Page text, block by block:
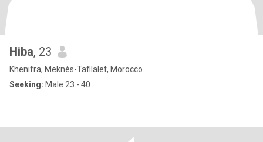
Hiba, 23
Khenifra, Meknès-Tafilalet, Morocco
Seeking: Male 23 - 40